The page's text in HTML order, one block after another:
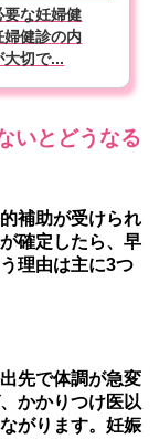
要な妊婦健
健診の内
大切で...
いとどうなる
補助が受けられ
確定したら、早
理由は主に3つ
先で体調が急変
かかりつけ医以
がります。妊娠